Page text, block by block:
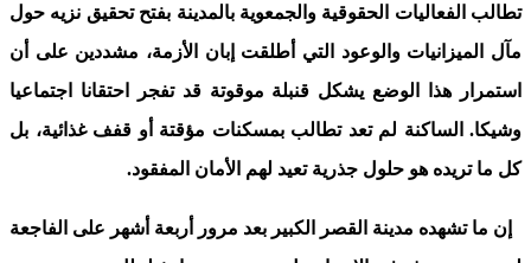
تطالب الفعاليات الحقوقية والجمعوية بالمدينة بفتح تحقيق نزيه حول
مآل الميزانيات والوعود التي أطلقت إبان الأزمة، مشددين على أن
استمرار هذا الوضع يشكل قنبلة موقوتة قد تفجر احتقانا اجتماعيا
وشيكا. الساكنة لم تعد تطالب بمسكنات مؤقتة أو قفف غذائية، بل
كل ما تريده هو حلول جذرية تعيد لهم الأمان المفقود.
إن ما تشهده مدينة القصر الكبير بعد مرور أربعة أشهر على الفاجعة